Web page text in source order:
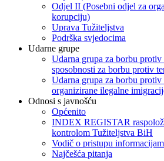
Odjel II (Posebni odjel za
korupciju)
Uprava Tužiteljstva
Podrška svjedocima
Udarne grupe
Udarna grupa za borbu protiv
sposobnosti za borbu protiv
Udarna grupa za borbu
organizirane ilegalne
Odnosi s javnošću
Općenito
INDEX REGISTAR
kontrolom Tužiteljstva BiH
Vodič o pristupu
Najčešća pitanja